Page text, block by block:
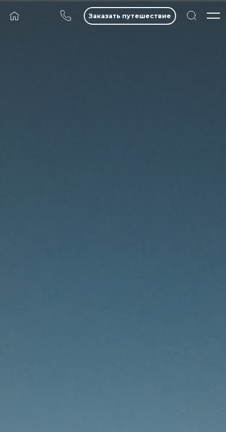
Заказать путешествие